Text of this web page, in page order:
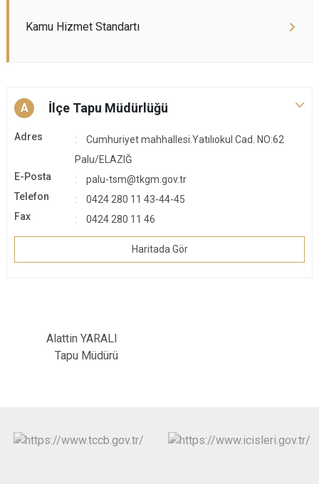
Kamu Hizmet Standartı
A İlçe Tapu Müdürlüğü
Adres
Cumhuriyet mahhallesi.Yatılıokul Cad. NO:62
Palu/ELAZIĞ
E-Posta
palu-tsm@tkgm.gov.tr
Telefon
0424 280 11 43-44-45
Fax
0424 280 11 46
Haritada Gör
Alattin YARALI
Tapu Müdürü